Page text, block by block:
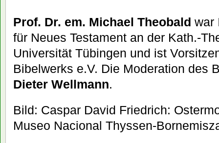
Prof. Dr. em. Michael Theobald war
für Neues Testament an der Kath.-
Universität Tübingen und ist
Bibelwerks e.V. Die Moderation des
Dieter Wellmann.
Bild: Caspar David Friedrich:
Museo Nacional Thyssen-